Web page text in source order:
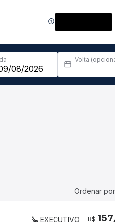
Volta
Ordenar
EXECUTIVO R$